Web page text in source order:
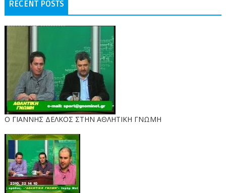
RECENT POSTS
Ο ΓΙΑΝΝΗΣ ΔΕΛΚΟΣ ΣΤΗΝ ΑΘΛΗΤΙΚΗ ΓΝΩΜΗ